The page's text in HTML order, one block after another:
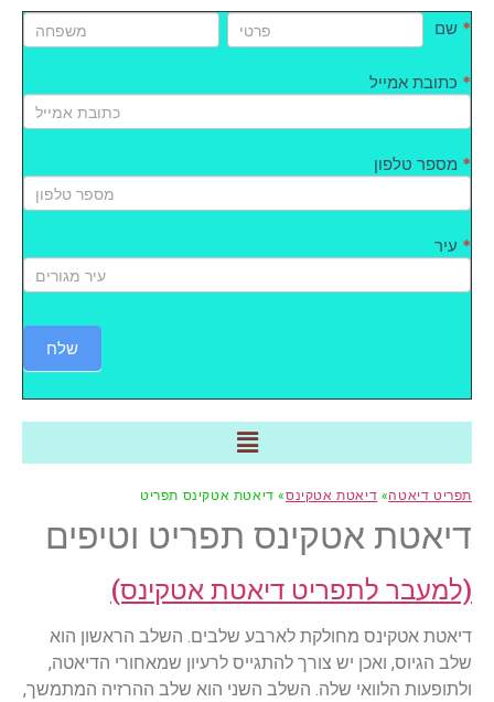
promo שם * שם שם
*
*
*
שלח
תפריט דיאטה» דיאטת אטקינס» דיאטת אטקינס תפריט
דיאטת אטקינס תפריט וטיפים
(למעבר לתפריט דיאטת אטקינס)
דיאטת אטקינס מחולקת לארבע שלבים. השלב הראשון הוא
שלב הגיוס, ואכן יש צורך להתגייס לרעיון שמאחורי הדיאטה,
ולתופעות הלוואי שלה. השלב השני הוא שלב ההרזיה המתמשך,